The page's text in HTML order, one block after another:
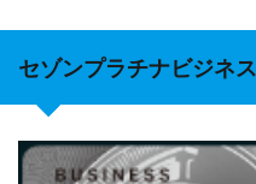
セゾンプラチナビジネ